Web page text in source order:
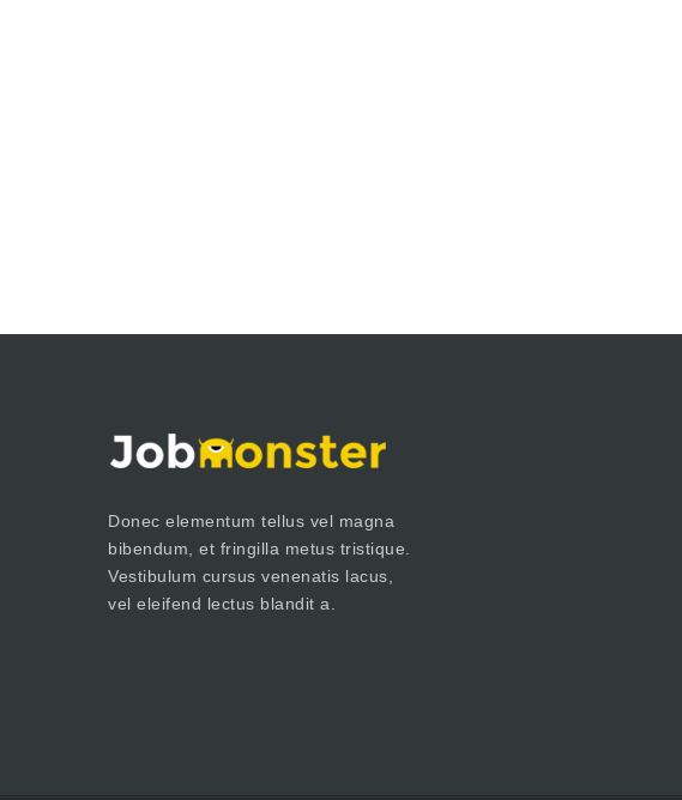
Donec elementum tellus vel magna
bibendum, et fringilla metus tristique.
Vestibulum cursus venenatis lacus,
vel eleifend lectus blandit a.